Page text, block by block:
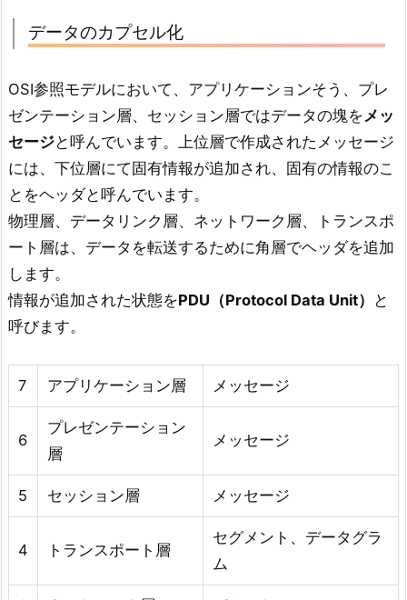
データのカプセル化
OSI参照モデルにおいて、アプリケーションそう、プレ
ゼンテーション層、セッション層ではデータの塊をメッ
セージと呼んでいます。上位層で作成されたメッセージ
には、下位層にて固有情報が追加され、固有の情報のこ
とをヘッダと呼んでいます。
物理層、データリンク層、ネットワーク層、トランスポ
ート層は、データを転送するために角層でヘッダを追加
します。
情報が追加された状態をPDU（Protocol Data Unit）
と
呼びます。
7 アプリケーション層 メッセージ
6
プレゼンテーション
層
メッセージ
5 セッション層 メッセージ
4 トランスポート層
セグメント、データグラ
ム